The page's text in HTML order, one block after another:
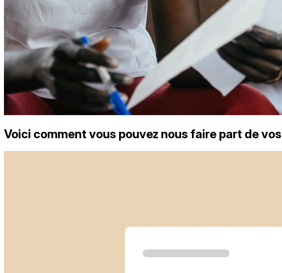
Tarifs
Institut du Temps
Connexion Créer un Doodle
Voici comment vous pouvez nous faire part de